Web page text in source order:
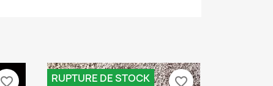
favorite_border RUPTURE DE STOCK favorite_border